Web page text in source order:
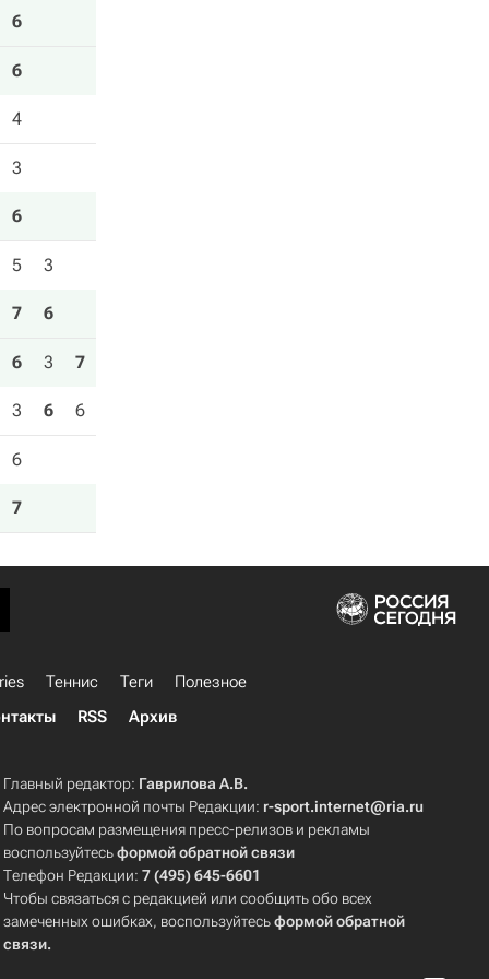
6
6
4
3
6
5 3
7 6
6 3 7
3 6 6
6
7
Теннис Теги
Полезное
RSS Архив
Главный редактор: Гаврилова А.В.
Адрес электронной почты Редакции: r-sport.internet@ria.ru
По вопросам размещения пресс-релизов и рекламы
воспользуйтесьформой обратной связи
Телефон Редакции:7 (495) 645-6601
Чтобы связаться с редакцией или сообщить обо всех
замеченных ошибках, воспользуйтесьформой обратной
связи.